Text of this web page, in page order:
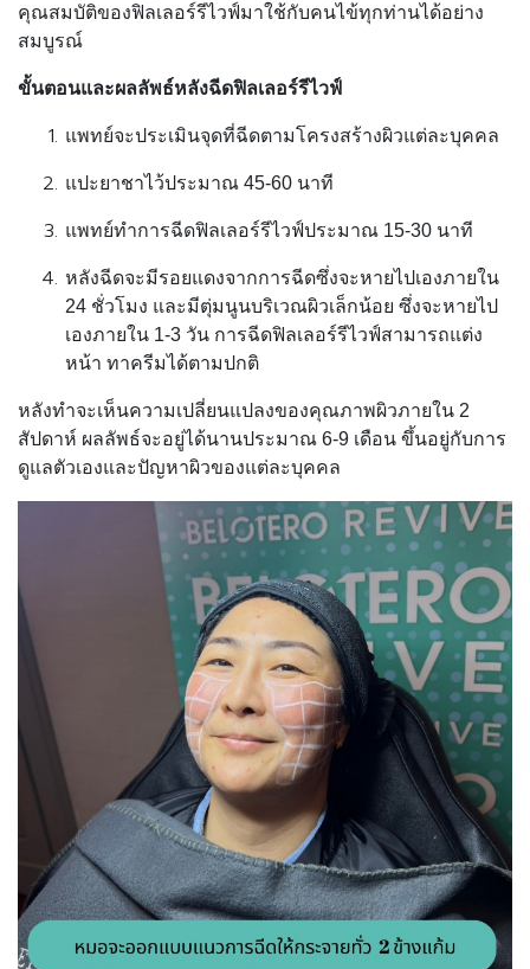
คุณสมบัติของฟิลเลอร์รีไวฟ์มาใช้กับคนไข้ทุกท่านได้อย่าง
สมบูรณ์
ขั้นตอนและผลลัพธ์หลังฉีดฟิลเลอร์รีไวฟ์
แพทย์จะประเมินจุดที่ฉีดตามโครงสร้างผิวแต่ละบุคคล
แปะยาชาไว้ประมาณ 45-60 นาที
แพทย์ทำการฉีดฟิลเลอร์รีไวฟ์ประมาณ 15-30 นาที
หลังฉีดจะมีรอยแดงจากการฉีดซึ่งจะหายไปเองภายใน
24 ชั่วโมง และมีตุ่มนูนบริเวณผิวเล็กน้อย ซึ่งจะหายไป
เองภายใน 1-3 วัน การฉีดฟิลเลอร์รีไวฟ์สามารถแต่ง
หน้า ทาครีมได้ตามปกติ
หลังทำจะเห็นความเปลี่ยนแปลงของคุณภาพผิวภายใน 2
สัปดาห์ ผลลัพธ์จะอยู่ได้นานประมาณ 6-9 เดือน ขึ้นอยู่กับการ
ดูแลตัวเองและปัญหาผิวของแต่ละบุคคล